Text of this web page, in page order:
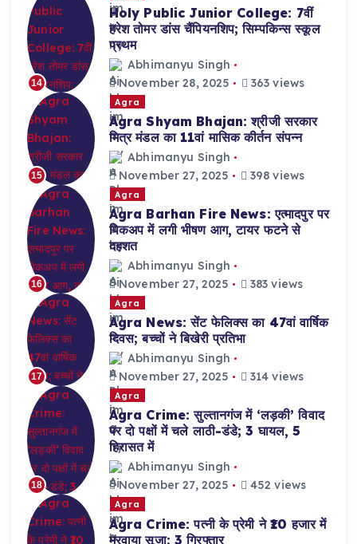
14
Holy Public Junior College: 7वीं
हरेश तोमर डांस चैंपियनशिप; सिम्पकिन्स स्कूल
प्रथम
Abhimanyu Singh
November 28, 2025
363 views
15
Agra
Agra Shyam Bhajan: श्रीजी सरकार
मित्र मंडल का 11वां मासिक कीर्तन संपन्न
Abhimanyu Singh
November 27, 2025
398 views
16
Agra
Agra Barhan Fire News: एत्मादपुर पर
पिकअप में लगी भीषण आग, टायर फटने से
दहशत
Abhimanyu Singh
November 27, 2025
383 views
17
Agra
Agra News: सेंट फेलिक्स का 47वां वार्षिक
दिवस; बच्चों ने बिखेरी प्रतिभा
Abhimanyu Singh
November 27, 2025
314 views
18
Agra
Agra Crime: सुल्तानगंज में ‘लड़की’ विवाद
पर दो पक्षों में चले लाठी-डंडे; 3 घायल, 5
हिरासत में
Abhimanyu Singh
November 27, 2025
452 views
Agra
Agra Crime: पत्नी के प्रेमी ने ₹10 हजार में
मरवाया सूजा; 3 गिरफ्तार